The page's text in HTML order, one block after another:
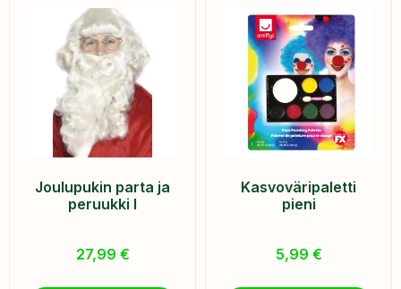
Joulupukin parta ja
peruukki I
27,99 €
Kasvoväripaletti
pieni
5,99 €